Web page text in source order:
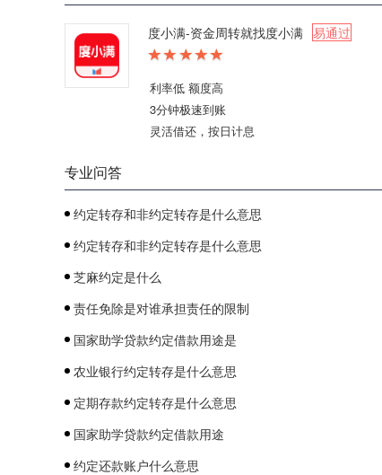
度小满-资金周转就找度小满 易通过
利率低 额度高
3分钟极速到账
灵活借还，按日计息
专业问答
约定转存和非约定转存是什么意思
约定转存和非约定转存是什么意思
芝麻约定是什么
责任免除是对谁承担责任的限制
国家助学贷款约定借款用途是
农业银行约定转存是什么意思
定期存款约定转存是什么意思
国家助学贷款约定借款用途
约定还款账户什么意思